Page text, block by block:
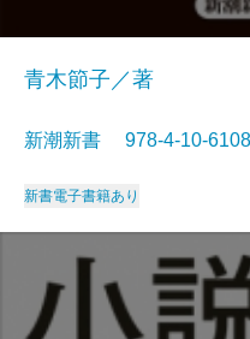
青木節子／著
新潮新書 978-4-10-
新書電子書籍あり